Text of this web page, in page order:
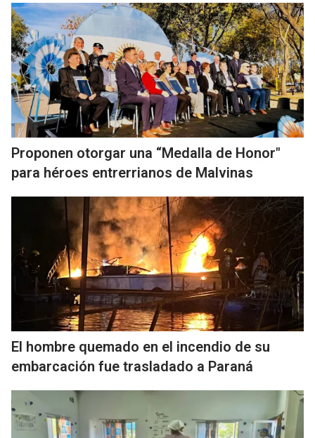
Proponen otorgar una “Medalla de Honor"
para héroes entrerrianos de Malvinas
El hombre quemado en el incendio de su
embarcación fue trasladado a Paraná